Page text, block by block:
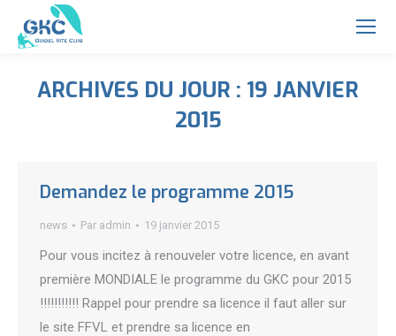
ARCHIVES DU JOUR : 19 JANVIER
2015
Demandez le programme 2015
news Par admin 19 janvier 2015
Pour vous incitez à renouveler votre licence, en avant
première MONDIALE le programme du GKC pour 2015
!!!!!!!!!!! Rappel pour prendre sa licence il faut aller sur
le site FFVL et prendre sa licence en